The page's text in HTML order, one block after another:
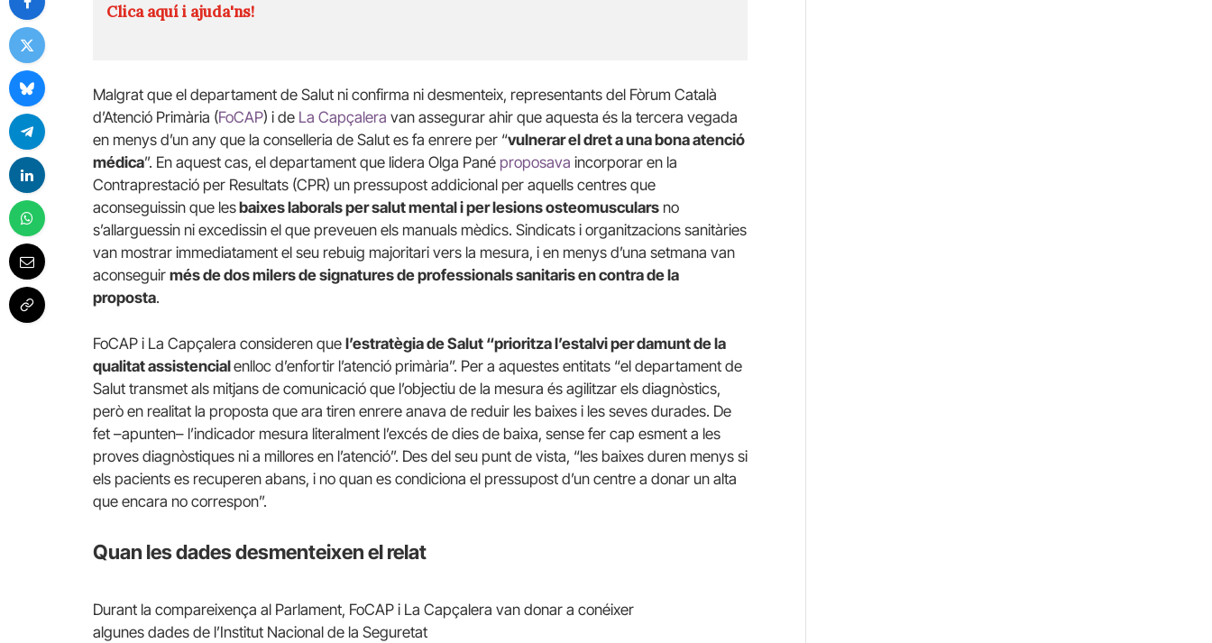
Clica aquí i ajuda'ns!
Malgrat que el departament de Salut ni confirma ni desmenteix, representants del Fòrum Català
d’Atenció Primària (FoCAP) i de La Capçalera van assegurar ahir que aquesta és la tercera vegada
en menys d’un any que la conselleria de Salut es fa enrere per “vulnerar el dret a una bona atenció
médica”. En aquest cas, el departament que lidera Olga Pané proposava incorporar en la
Contraprestació per Resultats (CPR) un pressupost addicional per aquells centres que
aconseguissin que lesbaixes laborals per salut mental i per lesions osteomusculars no
s’allarguessin ni excedissin el que preveuen els manuals mèdics. Sindicats i organitzacions sanitàries
van mostrar immediatament el seu rebuig majoritari vers la mesura, i en menys d’una setmana van
aconseguir més de dos milers de signatures de professionals sanitaris en contra de la
proposta.
FoCAP i La Capçalera consideren que l’estratègia de Salut “prioritza l’estalvi per damunt de la
qualitat assistencialenlloc d’enfortir l’atenció primària”. Per a aquestes entitats “el departament de
Salut transmet als mitjans de comunicació que l’objectiu de la mesura és agilitzar els diagnòstics,
però en realitat la proposta que ara tiren enrere anava de reduir les baixes i les seves durades. De
fet –apunten– l’indicador mesura literalment l’excés de dies de baixa, sense fer cap esment a les
proves diagnòstiques ni a millores en l’atenció”. Des del seu punt de vista, “les baixes duren menys si
els pacients es recuperen abans, i no quan es condiciona el pressupost d’un centre a donar un alta
que encara no correspon”.
Quan les dades desmenteixen el relat
Durant la compareixença al Parlament, FoCAP i La Capçalera van donar a conéixer
algunes dades de l’Institut Nacional de la Seguretat